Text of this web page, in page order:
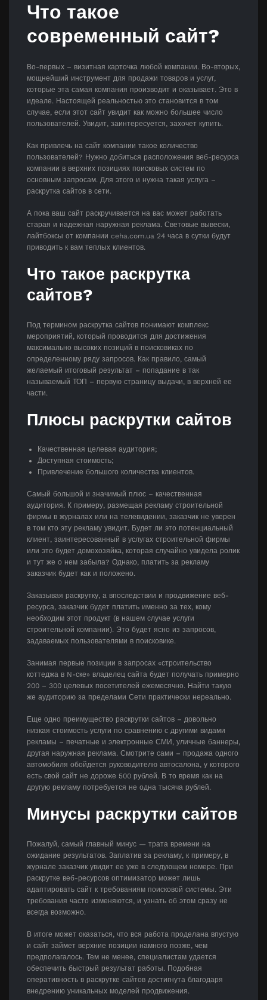
Что такое
современный сайт?
Во-первых – визитная карточка любой компании. Во-вторых,
мощнейший инструмент для продажи товаров и услуг,
которые эта самая компания производит и оказывает. Это в
идеале. Настоящей реальностью это становится в том
случае, если этот сайт увидит как можно большее число
пользователей. Увидит, заинтересуется, захочет купить.
Как привлечь на сайт компании такое количество
пользователей? Нужно добиться расположения веб-ресурса
компании в верхних позициях поисковых систем по
основным запросам. Для этого и нужна такая услуга –
раскрутка сайтов в сети.
А пока ваш сайт раскручивается на вас может работать
старая и надежная наружная реклама. Световые вывески,
лайтбоксы от компании ceha.com.ua 24 часа в сутки будут
приводить к вам теплых клиентов.
Что такое раскрутка
сайтов?
Под термином раскрутка сайтов понимают комплекс
мероприятий, который проводится для достижения
максимально высоких позиций в поисковиках по
определенному ряду запросов. Как правило, самый
желаемый итоговый результат – попадание в так
называемый ТОП – первую страницу выдачи, в верхней ее
части.
Плюсы раскрутки сайтов
Качественная целевая аудитория;
Доступная стоимость;
Привлечение большого количества клиентов.
Самый большой и значимый плюс – качественная
аудитория. К примеру, размещая рекламу строительной
фирмы в журналах или на телевидении, заказчик не уверен
в том кто эту рекламу увидит. Будет ли это потенциальный
клиент, заинтересованный в услугах строительной фирмы
или это будет домохозяйка, которая случайно увидела ролик
и тут же о нем забыла? Однако, платить за рекламу
заказчик будет как и положено.
Заказывая раскрутку, а впоследствии и продвижение веб-
ресурса, заказчик будет платить именно за тех, кому
необходим этот продукт (в нашем случае услуги
строительной компании). Это будет ясно из запросов,
задаваемых пользователями в поисковике.
Занимая первые позиции в запросах «строительство
коттеджа в N-ске» владелец сайта будет получать примерно
200 – 300 целевых посетителей ежемесячно. Найти такую
же аудиторию за пределами Сети практически нереально.
Еще одно преимущество раскрутки сайтов – довольно
низкая стоимость услуги по сравнению с другими видами
рекламы – печатные и электронные СМИ, уличные баннеры,
другая наружная реклама. Смотрите сами – продажа одного
автомобиля обойдется руководителю автосалона, у которого
есть свой сайт не дороже 500 рублей. В то время как на
другую рекламу потребуется не одна тысяча рублей.
Минусы раскрутки сайтов
Пожалуй, самый главный минус — трата времени на
ожидание результатов. Заплатив за рекламу, к примеру, в
журнале заказчик увидит ее уже в следующем номере. При
раскрутке веб-ресурсов оптимизатор может лишь
адаптировать сайт к требованиям поисковой системы. Эти
требования часто изменяются, и узнать об этом сразу не
всегда возможно.
В итоге может оказаться, что вся работа проделана впустую
и сайт займет верхние позиции намного позже, чем
предполагалось. Тем не менее, специалистам удается
обеспечить быстрый результат работы. Подобная
оперативность в раскрутке сайтов достигнута благодаря
внедрению уникальных моделей продвижения.